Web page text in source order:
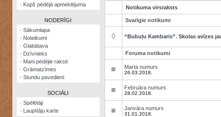
Visatcera
almanahs
Arhīvs
· Kopš pēdējā apmeklējuma
NODERĪGI
· Sākumlapa
· Noteikumi
· Glabātava
· Dzīvnieks
· Mani pēdējie raksti
· Grāmatzīmes
· Stundu pavedieni
SOCIĀLI
· Spēlētāji
· Laupītāju karte
Notikuma virsraksts
Svarīgie notikumi
◊ “Bubuļu Kambaris”. Skolas avīzes
Foruma notikumi
■ Marta numurs
26.03.2018.
■ Februāra numurs
28.02.2018.
■ Janvāra numurs
31.01.2018.